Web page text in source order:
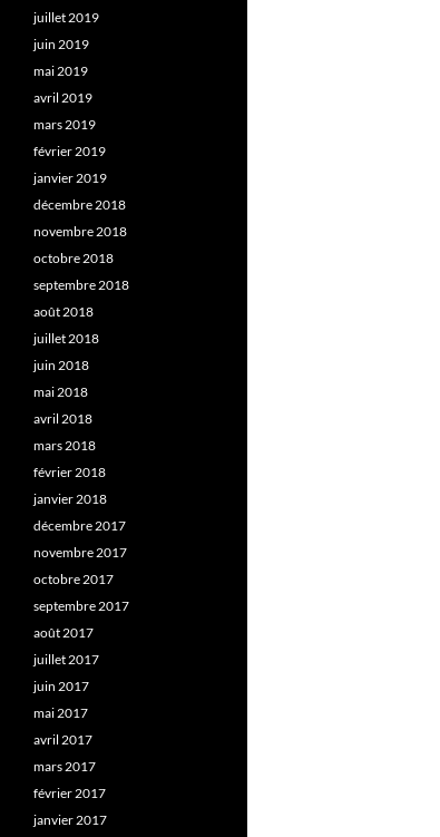
juillet 2019
juin 2019
mai 2019
avril 2019
mars 2019
février 2019
janvier 2019
décembre 2018
novembre 2018
octobre 2018
septembre 2018
août 2018
juillet 2018
juin 2018
mai 2018
avril 2018
mars 2018
février 2018
janvier 2018
décembre 2017
novembre 2017
octobre 2017
septembre 2017
août 2017
juillet 2017
juin 2017
mai 2017
avril 2017
mars 2017
février 2017
janvier 2017